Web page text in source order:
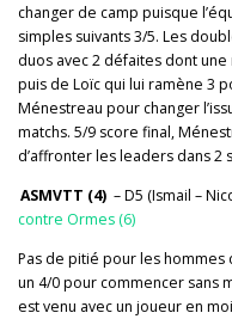
changer de camp puisque
simples suivants 3/5. Les
duos avec 2 défaites dont une
puis de Loïc qui lui ramène 3
Ménestreau pour changer
matchs. 5/9 score final,
d’affronter les leaders dans 2
ASMVTT (4) – D5 (Ismail –
contre Ormes (6)
Pas de pitié pour les hommes
un 4/0 pour commencer sans
est venu avec un joueur en